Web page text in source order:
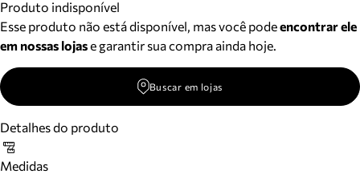
Produto indisponível
Esse produto não está disponível, mas você podeencontrar ele
em nossas lojase garantir sua compra ainda hoje.
Buscar em lojas
Detalhes do produto
Medidas